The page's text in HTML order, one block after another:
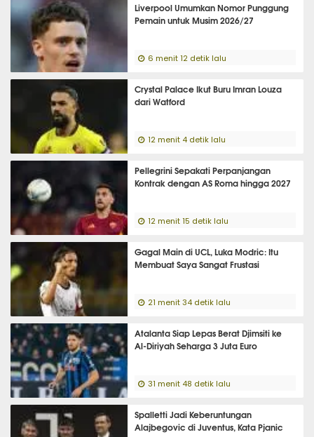
Liverpool Umumkan Nomor Punggung
Pemain untuk Musim 2026/27
6 menit 12 detik lalu
Crystal Palace Ikut Buru Imran Louza
dari Watford
12 menit 4 detik lalu
Pellegrini Sepakati Perpanjangan
Kontrak dengan AS Roma hingga 2027
12 menit 15 detik lalu
Gagal Main di UCL, Luka Modric: Itu
Membuat Saya Sangat Frustasi
21 menit 34 detik lalu
Atalanta Siap Lepas Berat Djimsiti ke
Al-Diriyah Seharga 3 Juta Euro
31 menit 48 detik lalu
Spalletti Jadi Keberuntungan
Alajbegovic di Juventus, Kata Pjanic